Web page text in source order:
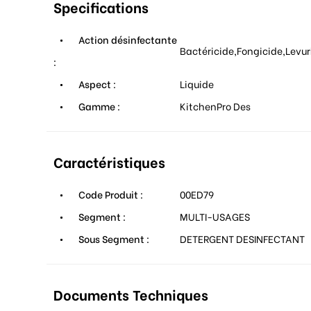
Specifications
Action désinfectante
:
Aspect :
Liquide
Gamme :
KitchenPro Des
Caractéristiques
Code Produit :
00ED79
Segment :
MULTI-USAGES
Sous Segment :
DETERGENT DESINFECTANT
Documents Techniques